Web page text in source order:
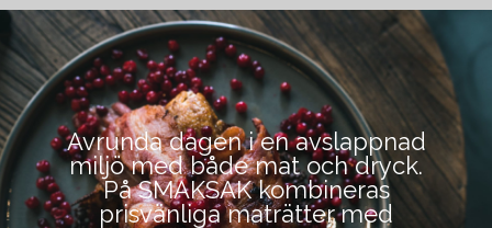
Avrunda dagen i en avslappnad
miljö med både mat och dryck.
På SMAKSAK kombineras
prisvänliga maträtter med